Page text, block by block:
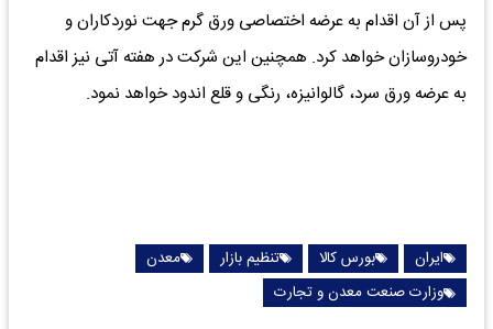
پس از آن اقدام به عرضه اختصاصی ورق گرم جهت نوردکاران و
خودروسازان خواهد کرد. همچنین این شرکت در هفته آتی نیز اقدام
به عرضه ورق سرد، گالوانیزه، رنگی و قلع اندود خواهد نمود.
ایران بورس کالا تنظیم بازار
معدن
وزارت صنعت معدن و تجارت